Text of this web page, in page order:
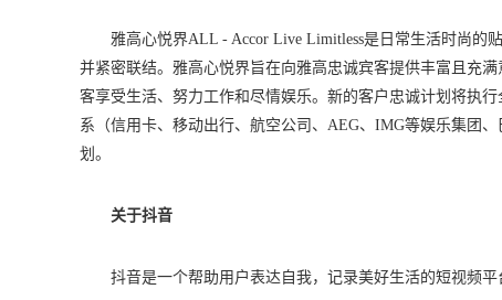
雅高心悦界ALL - Accor Live Limitless是日常生活时尚的
并紧密联结。雅高心悦界旨在向雅高忠诚宾客提供丰富且充
客享受生活、努力工作和尽情娱乐。新的客户忠诚计划将执
系（信用卡、移动出行、航空公司、AEG、IMG等娱乐集团
划。
关于抖音
抖音是一个帮助用户表达自我，记录美好生活的短视频